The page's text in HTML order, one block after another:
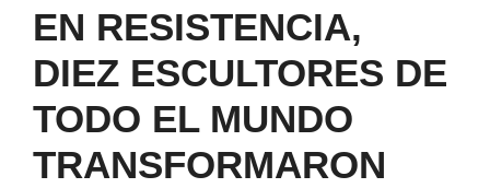
EN RESISTENCIA,
DIEZ ESCULTORES DE
TODO EL MUNDO
TRANSFORMARON